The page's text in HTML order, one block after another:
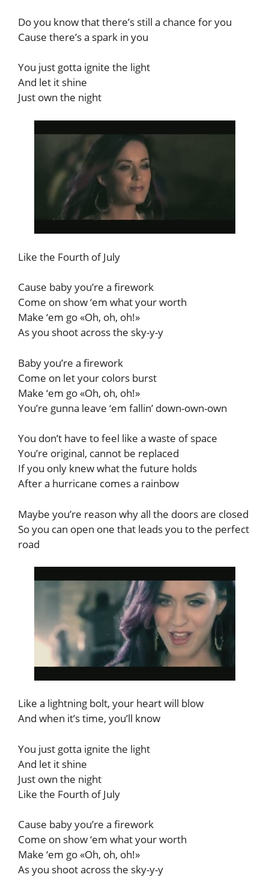
Do you know that there’s still a chance for you
Cause there’s a spark in you
You just gotta ignite the light
And let it shine
Just own the night
Like the Fourth of July
Cause baby you’re a firework
Come on show ‘em what your worth
Make ‘em go «Oh, oh, oh!»
As you shoot across the sky-y-y
Baby you’re a firework
Come on let your colors burst
Make ‘em go «Oh, oh, oh!»
You’re gunna leave ‘em fallin’ down-own-own
You don’t have to feel like a waste of space
You’re original, cannot be replaced
If you only knew what the future holds
After a hurricane comes a rainbow
Maybe you’re reason why all the doors are closed
So you can open one that leads you to the perfect
road
Like a lightning bolt, your heart will blow
And when it’s time, you’ll know
You just gotta ignite the light
And let it shine
Just own the night
Like the Fourth of July
Cause baby you’re a firework
Come on show ‘em what your worth
Make ‘em go «Oh, oh, oh!»
As you shoot across the sky-y-y